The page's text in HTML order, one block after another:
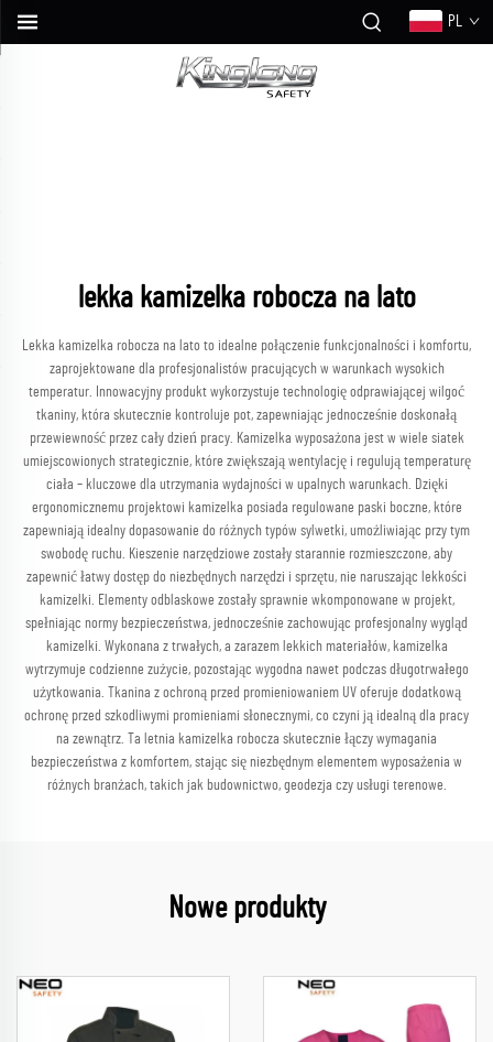
PL
lekka kamizelka robocza na lato
Lekka kamizelka robocza na lato to idealne połączenie funkcjonalności i komfortu,
zaprojektowane dla profesjonalistów pracujących w warunkach wysokich
temperatur. Innowacyjny produkt wykorzystuje technologię odprawiającej wilgoć
tkaniny, która skutecznie kontroluje pot, zapewniając jednocześnie doskonałą
przewiewność przez cały dzień pracy. Kamizelka wyposażona jest w wiele siatek
umiejscowionych strategicznie, które zwiększają wentylację i regulują temperaturę
ciała – kluczowe dla utrzymania wydajności w upalnych warunkach. Dzięki
ergonomicznemu projektowi kamizelka posiada regulowane paski boczne, które
zapewniają idealny dopasowanie do różnych typów sylwetki, umożliwiając przy tym
swobodę ruchu. Kieszenie narzędziowe zostały starannie rozmieszczone, aby
zapewnić łatwy dostęp do niezbędnych narzędzi i sprzętu, nie naruszając lekkości
kamizelki. Elementy odblaskowe zostały sprawnie wkomponowane w projekt,
spełniając normy bezpieczeństwa, jednocześnie zachowując profesjonalny wygląd
kamizelki. Wykonana z trwałych, a zarazem lekkich materiałów, kamizelka
wytrzymuje codzienne zużycie, pozostając wygodna nawet podczas długotrwałego
użytkowania. Tkanina z ochroną przed promieniowaniem UV oferuje dodatkową
ochronę przed szkodliwymi promieniami słonecznymi, co czyni ją idealną dla pracy
na zewnątrz. Ta letnia kamizelka robocza skutecznie łączy wymagania
bezpieczeństwa z komfortem, stając się niezbędnym elementem wyposażenia w
różnych branżach, takich jak budownictwo, geodezja czy usługi terenowe.
Nowe produkty